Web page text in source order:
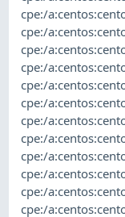
cpe:/
cpe:/
cpe:/
cpe:/
cpe:/
cpe:/
cpe:/
cpe:/
cpe:/
cpe:/
cpe:/
cpe:/